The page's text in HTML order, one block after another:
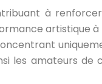
à
artistique
les amateurs